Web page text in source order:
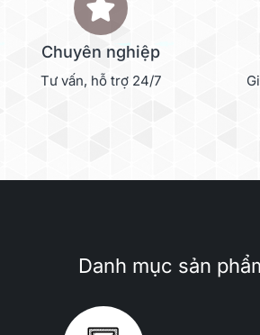
Chuyên nghiệp
Tư vấn, hỗ trợ 24/7
Danh mục sản